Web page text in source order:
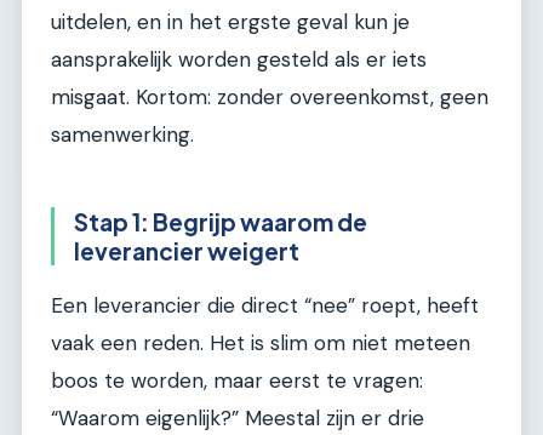
uitdelen, en in het ergste geval kun je
aansprakelijk worden gesteld als er iets
misgaat. Kortom: zonder overeenkomst, geen
samenwerking.
Stap 1: Begrijp waarom de
leverancier weigert
Een leverancier die direct “nee” roept, heeft
vaak een reden. Het is slim om niet meteen
boos te worden, maar eerst te vragen:
“Waarom eigenlijk?” Meestal zijn er drie